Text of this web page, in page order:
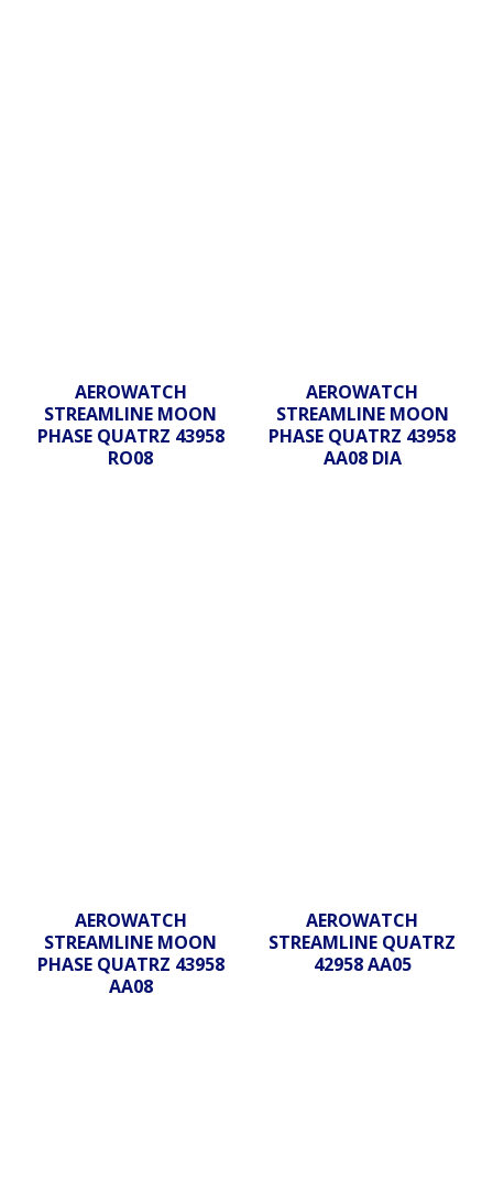
AEROWATCH
STREAMLINE MOON
PHASE QUATRZ 43958
RO08
AEROWATCH
STREAMLINE MOON
PHASE QUATRZ 43958
AA08 DIA
AEROWATCH
STREAMLINE MOON
PHASE QUATRZ 43958
AA08
AEROWATCH
STREAMLINE QUATRZ
42958 AA05